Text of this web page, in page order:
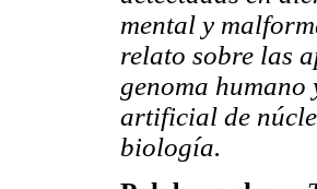
mental y
relato sobre las
genoma humano
artificial de
biología.